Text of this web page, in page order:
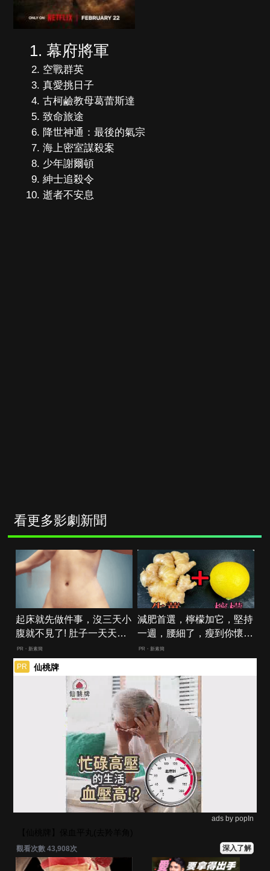
幕府將軍
空戰群英
真愛挑日子
古柯鹼教母葛蕾斯達
致命旅途
降世神通：最後的氣宗
海上密室謀殺案
少年謝爾頓
紳士追殺令
逝者不安息
看更多影劇新聞
起床就先做件事，沒三天小
腹就不見了! 肚子一天天變
小！
PR・新素簡
減肥首選，檸檬加它，堅持
一週，腰細了，瘦到你懷疑
人生
PR・新素簡
PR 仙桃牌
ads by popIn
觀看次數 43,908次 深入了解